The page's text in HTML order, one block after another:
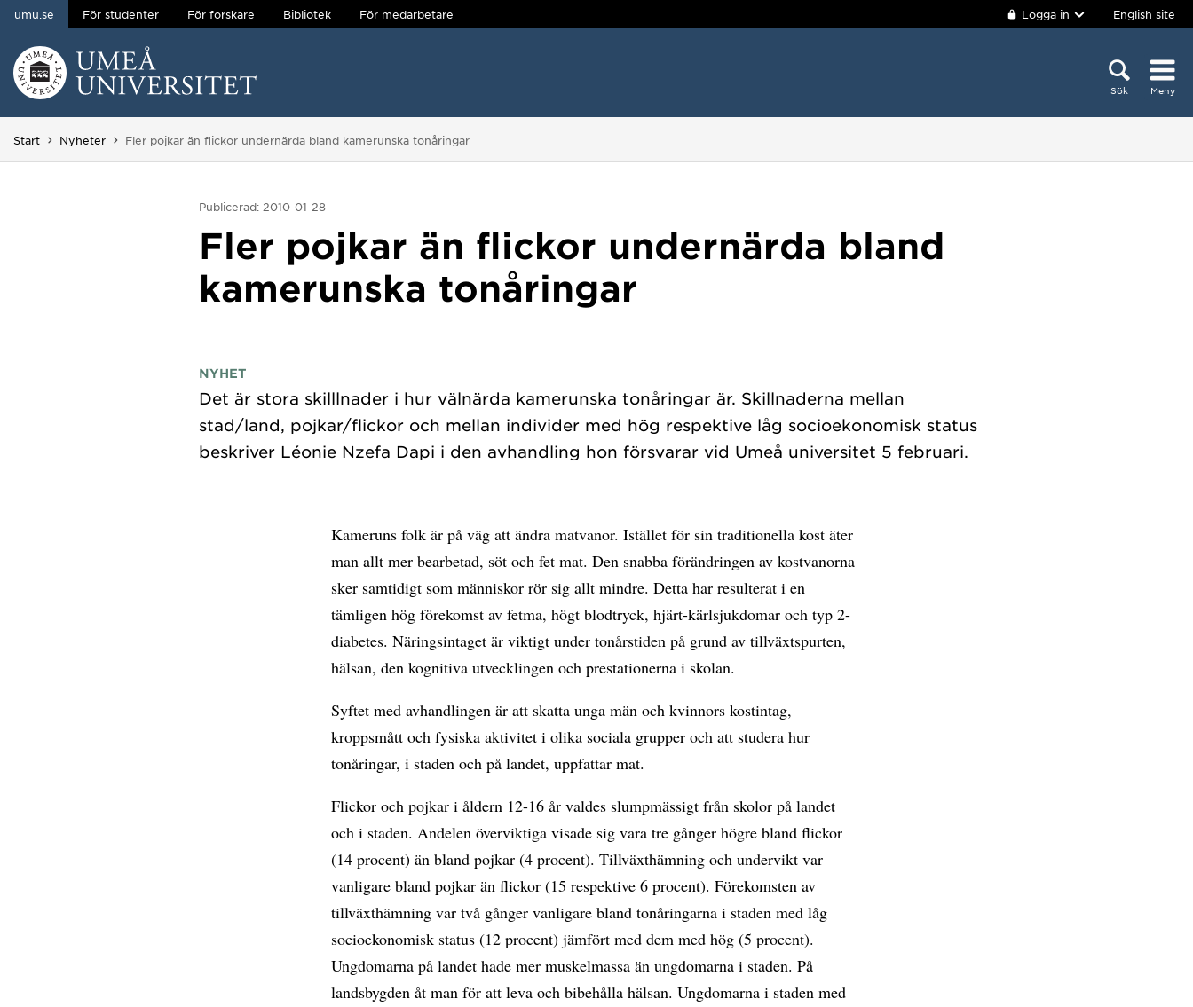
Hoppa direkt till innehållet
umu.se För studenter För forskare Bibliotek För medarbetare Logga in English site
Sök Meny
Start Nyheter Du är här:
Fler pojkar än flickor undernärda bland kamerunska tonåringar
Publicerad: 2010-01-28
Fler pojkar än flickor undernärda bland
kamerunska tonåringar
NYHET
Det är stora skilllnader i hur välnärda kamerunska tonåringar är. Skillnaderna mellan
stad/land, pojkar/flickor och mellan individer med hög respektive låg socioekonomisk status
Kameruns folk är på väg att ändra matvanor. Istället för sin traditionella kost äter
man allt mer bearbetad, söt och fet mat. Den snabba förändringen av kostvanorna
sker samtidigt som människor rör sig allt mindre. Detta har resulterat i en
tämligen hög förekomst av fetma, högt blodtryck, hjärt-kärlsjukdomar och typ 2-
diabetes. Näringsintaget är viktigt under tonårstiden på grund av tillväxtspurten,
hälsan, den kognitiva utvecklingen och prestationerna i skolan.
Syftet med avhandlingen är att skatta unga män och kvinnors kostintag,
kroppsmått och fysiska aktivitet i olika sociala grupper och att studera hur
tonåringar, i staden och på landet, uppfattar mat.
Flickor och pojkar i åldern 12-16 år valdes slumpmässigt från skolor på landet
och i staden. Andelen överviktiga visade sig vara tre gånger högre bland flickor
(14 procent) än bland pojkar (4 procent). Tillväxthämning och undervikt var
vanligare bland pojkar än flickor (15 respektive 6 procent). Förekomsten av
tillväxthämning var två gånger vanligare bland tonåringarna i staden med låg
socioekonomisk status (12 procent) jämfört med dem med hög (5 procent).
Ungdomarna på landet hade mer muskelmassa än ungdomarna i staden. På
landsbygden åt man för att leva och bibehålla hälsan. Ungdomarna i staden med